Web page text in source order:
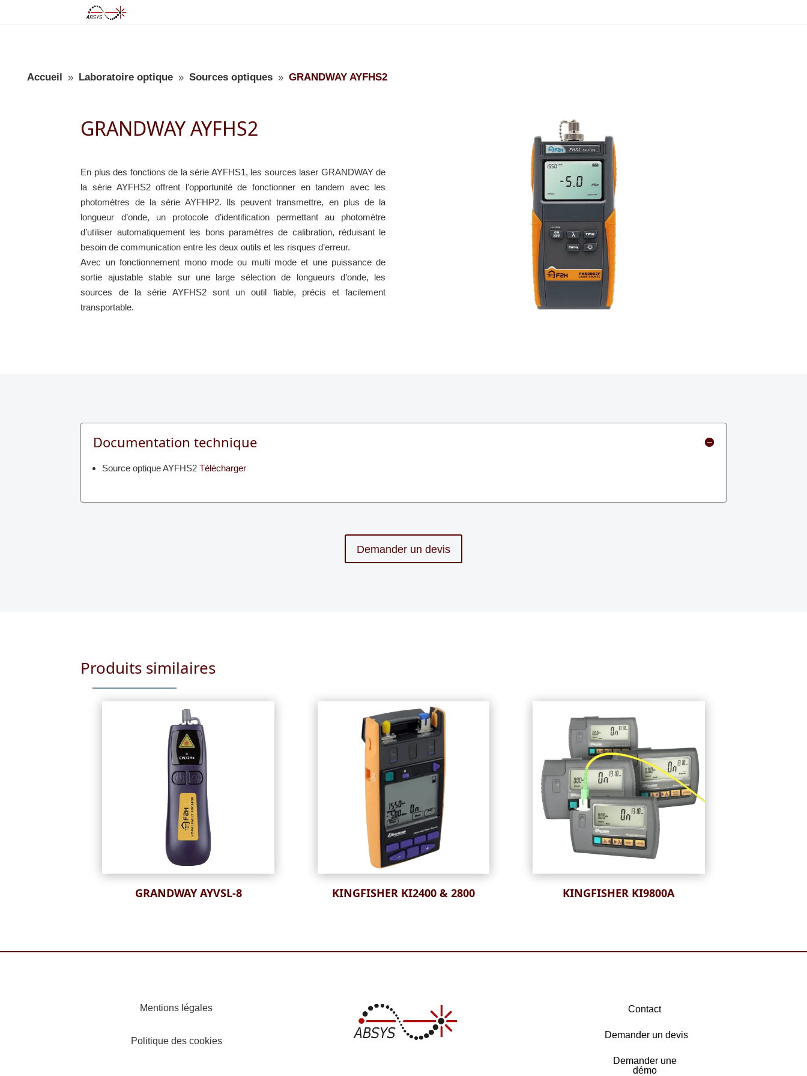
Accueil 9 Laboratoire optique 9 Sources optiques 9 GRANDWAY AYFHS2
GRANDWAY AYFHS2
En plus des fonctions de la série AYFHS1, les sources laser GRANDWAY de
la série AYFHS2 offrent l’opportunité de fonctionner en tandem avec les
photomètres de la série AYFHP2. Ils peuvent transmettre, en plus de la
longueur d’onde, un protocole d’identification permettant au photomètre
d’utiliser automatiquement les bons paramètres de calibration, réduisant le
besoin de communication entre les deux outils et les risques d’erreur.
Avec un fonctionnement mono mode ou multi mode et une puissance de
sortie ajustable stable sur une large sélection de longueurs d’onde, les
sources de la série AYFHS2 sont un outil fiable, précis et facilement
transportable.
Documentation technique
Source optique AYFHS2Télécharger
Demander un devis
Produits similaires
GRANDWAY AYVSL-8 KINGFISHER KI2400 & 2800 KINGFISHER KI9800A
Mentions légales
Politique des cookies
Contact
Demander un devis
Demander une
démo